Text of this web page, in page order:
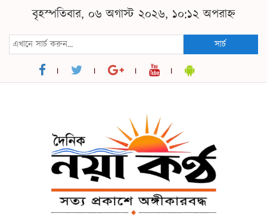
বৃহস্পতিবার, ০৬ অগাস্ট ২০২৬, ১০:১২ অপরাহ্ন
সার্চ